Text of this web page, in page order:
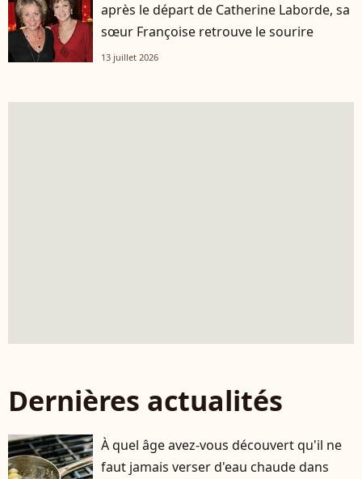
après le départ de Catherine Laborde, sa
sœur Françoise retrouve le sourire
13 juillet 2026
Dernières actualités
À quel âge avez-vous découvert qu'il ne
faut jamais verser d'eau chaude dans